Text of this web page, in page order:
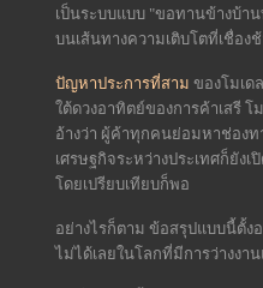
เป็นระบบแบบ "ขอทานข้างบ้า
บนเส้นทางความเติบโตที่เชื่อง
ปัญหาประการที่สาม ของโมเด
ใต้ดวงอาทิตย์ของการค้าเสรี โ
อ้างว่า ผู้ค้าทุกคนย่อมหาช่องท
เศรษฐกิจระหว่างประเทศก็ยั
โดยเปรียบเทียบก็พอ
อย่างไรก็ตาม ข้อสรุปแบบนี้ตั้ง
ไม่ได้เลยในโลกที่มีการว่างงา